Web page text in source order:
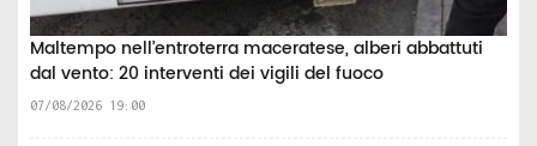
Maltempo nell’entroterra maceratese, alberi abbattuti
dal vento: 20 interventi dei vigili del fuoco
07/08/2026 19:00